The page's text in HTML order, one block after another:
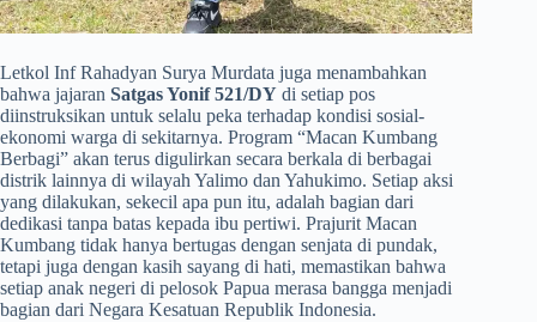
​Letkol Inf Rahadyan Surya Murdata juga menambahkan
bahwa jajaran Satgas Yonif 521/DY di setiap pos
diinstruksikan untuk selalu peka terhadap kondisi sosial-
ekonomi warga di sekitarnya. Program “Macan Kumbang
Berbagi” akan terus digulirkan secara berkala di berbagai
distrik lainnya di wilayah Yalimo dan Yahukimo. Setiap aksi
yang dilakukan, sekecil apa pun itu, adalah bagian dari
dedikasi tanpa batas kepada ibu pertiwi. Prajurit Macan
Kumbang tidak hanya bertugas dengan senjata di pundak,
tetapi juga dengan kasih sayang di hati, memastikan bahwa
setiap anak negeri di pelosok Papua merasa bangga menjadi
bagian dari Negara Kesatuan Republik Indonesia.